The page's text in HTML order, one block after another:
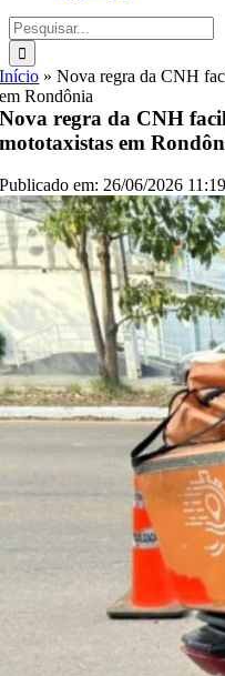
Buscar
resultados
para:
Início »Nova regra da CNH
em Rondônia
Nova regra da CNH
mototaxistas em
Publicado em: 26/06/2026 11:19